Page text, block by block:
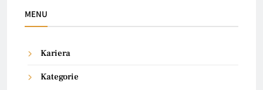
MENU
Kariera
Kategorie